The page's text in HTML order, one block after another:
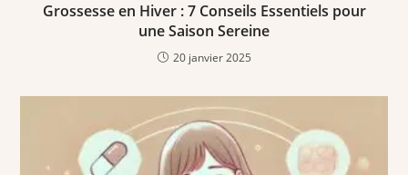
Grossesse en Hiver : 7 Conseils Essentiels pour
une Saison Sereine
20 janvier 2025